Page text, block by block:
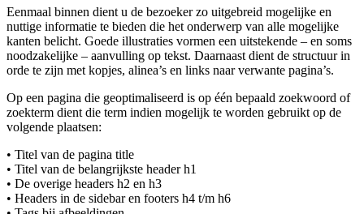
Eenmaal binnen dient u de bezoeker zo uitgebreid mogelijke en
nuttige informatie te bieden die het onderwerp van alle mogelijke
kanten belicht. Goede illustraties vormen een uitstekende – en soms
noodzakelijke – aanvulling op tekst. Daarnaast dient de structuur in
orde te zijn met kopjes, alinea’s en links naar verwante pagina’s.
Op een pagina die geoptimaliseerd is op één bepaald zoekwoord of
zoekterm dient die term indien mogelijk te worden gebruikt op de
volgende plaatsen:
• Titel van de pagina title
• Titel van de belangrijkste header h1
• De overige headers h2 en h3
• Headers in de sidebar en footers h4 t/m h6